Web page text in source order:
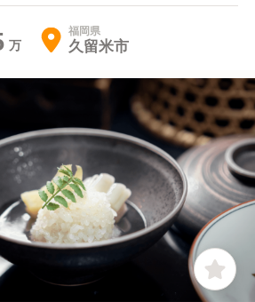
福岡県
久留米市